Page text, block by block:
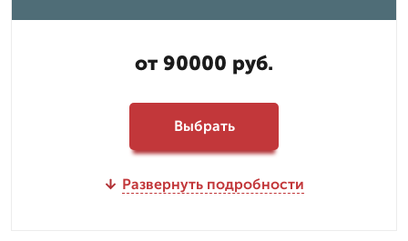
от 90000 руб.
Выбрать
Развернуть подробности